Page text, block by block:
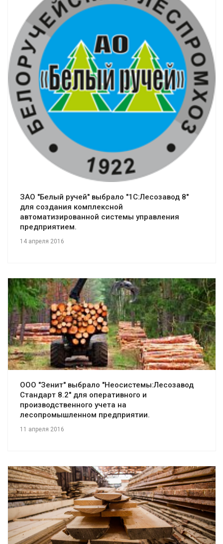
Смотреть проект
ЗАО "Белый ручей" выбрало "1С:Лесозавод 8"
для создания комплексной
автоматизированной системы управления
предприятием.
14 апреля 2016
Смотреть проект
ООО "Зенит" выбрало "Неосистемы:Лесозавод
Стандарт 8.2" для оперативного и
производственного учета на
лесопромышленном предприятии.
11 апреля 2016
Смотреть проект